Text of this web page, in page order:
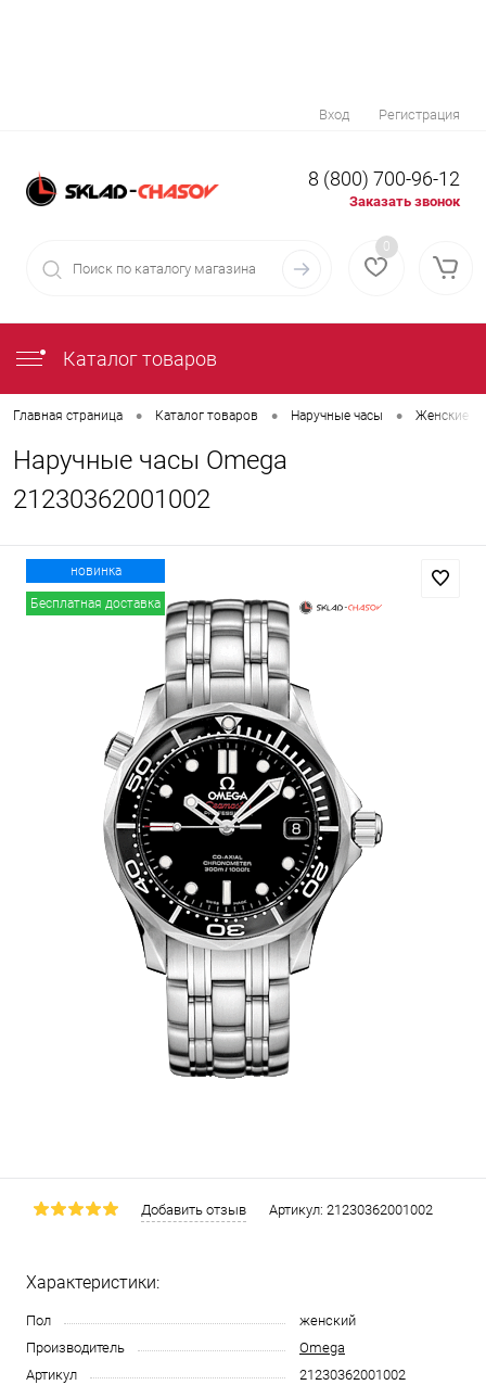
Вход Регистрация
8 (800) 700-96-12
Заказать звонок
0
Каталог товаров
Главная страница • Каталог товаров • Наручные часы • Женские
Наручные часы Omega
21230362001002
новинка
Бесплатная доставка
Добавить отзыв Артикул: 21230362001002
Характеристики:
Пол
женский
Производитель
Omega
Артикул
21230362001002